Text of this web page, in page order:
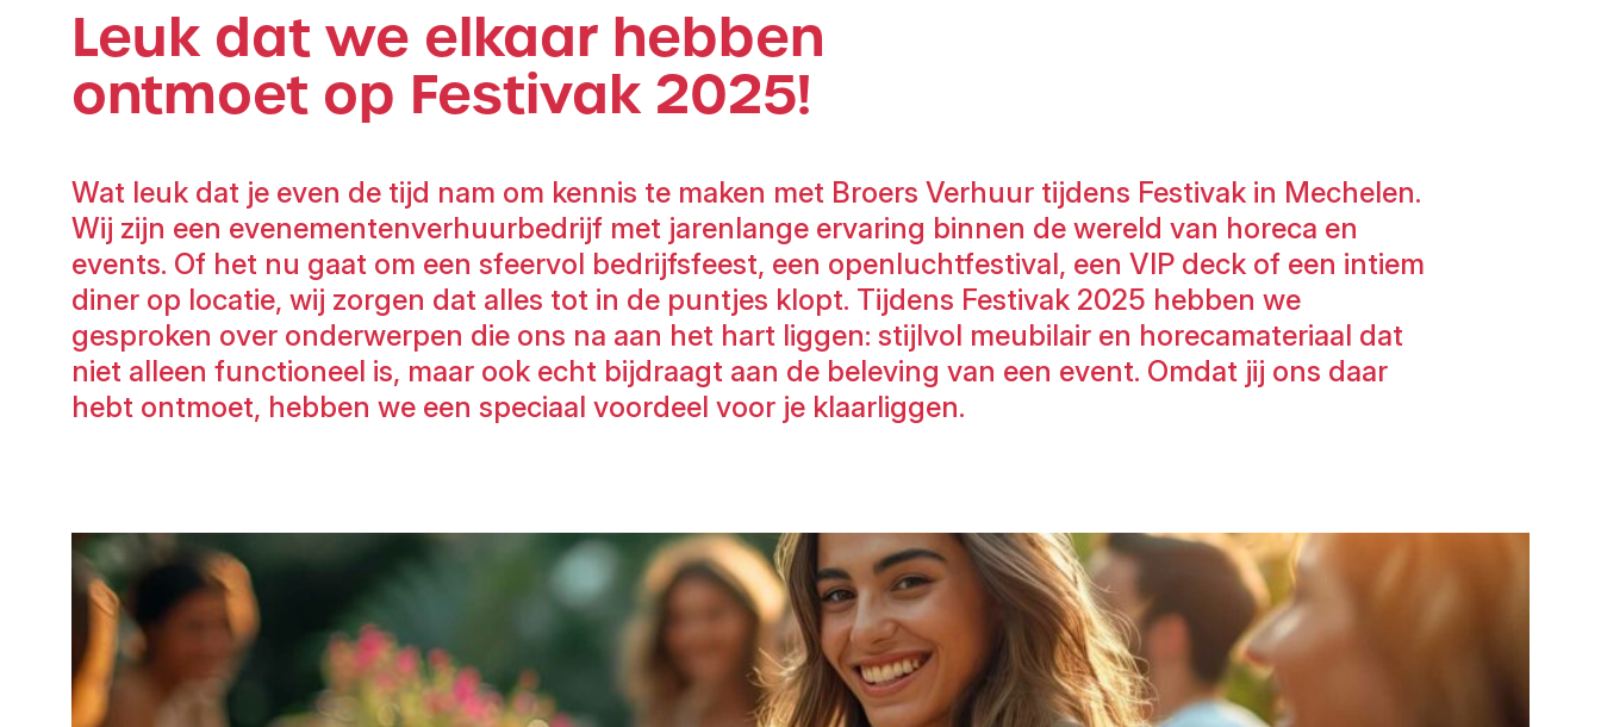
Leuk dat we elkaar hebben
ontmoet op Festivak 2025!
Wat leuk dat je even de tijd nam om kennis te maken met Broers Verhuur tijdens Festivak in Mechelen.
Wij zijn een evenementenverhuurbedrijf met jarenlange ervaring binnen de wereld van horeca en
events. Of het nu gaat om een sfeervol bedrijfsfeest, een openluchtfestival, een VIP deck of een intiem
diner op locatie, wij zorgen dat alles tot in de puntjes klopt. Tijdens Festivak 2025 hebben we
gesproken over onderwerpen die ons na aan het hart liggen: stijlvol meubilair en horecamateriaal dat
niet alleen functioneel is, maar ook echt bijdraagt aan de beleving van een event. Omdat jij ons daar
hebt ontmoet, hebben we een speciaal voordeel voor je klaarliggen.